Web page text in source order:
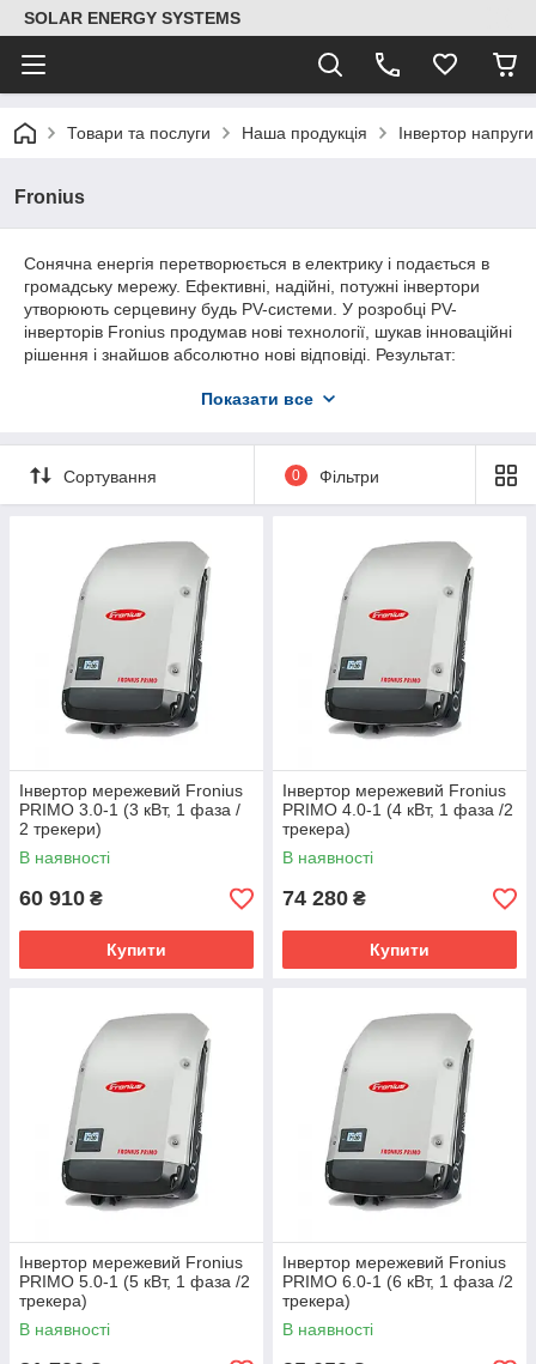
SOLAR ENERGY SYSTEMS
Товари та послуги Наша продукція Інвертор
Fronius
Сонячна енергія перетворюється в електрику і подається в
громадську мережу. Ефективні, надійні, потужні інвертори
утворюють серцевину будь PV-системи. У розробці PV-
інверторів Fronius продумав нові технології, шукав інноваційні
рішення і знайшов абсолютно нові відповіді. Результат:
взаємодіють з усіма сонячними модулями.
Показати все
Сортування 0 Фільтри
Інвертор мережевий Fronius
PRIMO 3.0-1 (3 кВт, 1 фаза /
2 трекери)
В наявності
60 910 ₴
Купити
Інвертор мережевий Fronius
PRIMO 4.0-1 (4 кВт, 1 фаза /2
трекера)
В наявності
74 280 ₴
Купити
Інвертор мережевий Fronius
PRIMO 5.0-1 (5 кВт, 1 фаза /2
трекера)
В наявності
Інвертор мережевий Fronius
PRIMO 6.0-1 (6 кВт, 1 фаза /2
трекера)
В наявності